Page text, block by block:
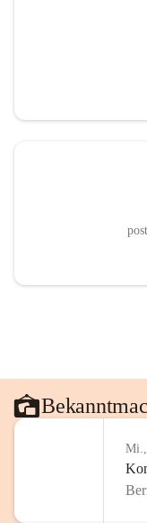
Mi.,